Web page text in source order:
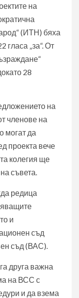
на
(ИТН) бяха
гласа „за“. От
28
на
членове на
могат да
проекта вече
колегия ще
съвета.
редица
и
съд
съд (ВАС).
друга важна
на ВСС с
и да взема